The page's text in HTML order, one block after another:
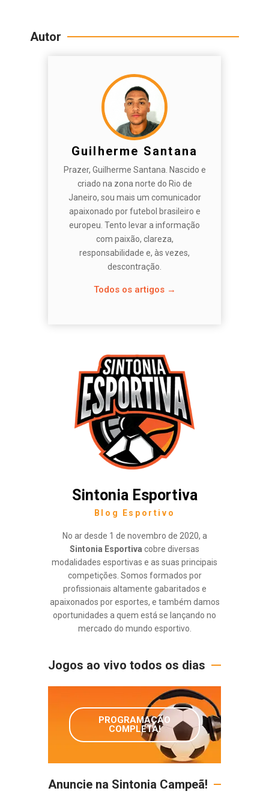
Autor
Guilherme Santana
Prazer, Guilherme Santana. Nascido e
criado na zona norte do Rio de
Janeiro, sou mais um comunicador
apaixonado por futebol brasileiro e
europeu. Tento levar a informação
com paixão, clareza,
responsabilidade e, às vezes,
descontração.
Todos os artigos →
Sintonia Esportiva
Blog Esportivo
No ar desde 1 de novembro de 2020, a
Sintonia Esportiva cobre diversas
modalidades esportivas e as suas principais
competições. Somos formados por
profissionais altamente gabaritados e
apaixonados por esportes, e também damos
oportunidades a quem está se lançando no
mercado do mundo esportivo.
Jogos ao vivo todos os dias
PROGRAMAÇÃO
COMPLETA!
Anuncie na Sintonia Campeã!